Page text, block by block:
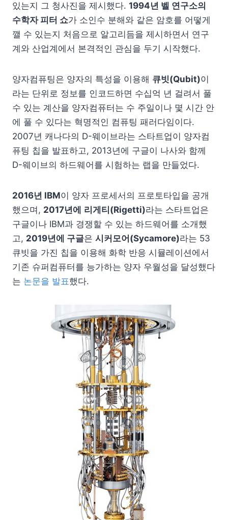
있는지 그 청사진을 제시했다. 1994년 벨 연구소의
수학자 피터 쇼가 소인수 분해와 같은 암호를 어떻게
깰 수 있는지 처음으로 알고리듬을 제시하면서 연구
계와 산업계에서 본격적인 관심을 두기 시작했다.
양자컴퓨팅은 양자의 특성을 이용해 큐빗(Qubit)이
라는 단위로 정보를 인코드하면 수십억 년 걸려서 풀
수 있는 계산을 양자컴퓨터는 수 주일이나 몇 시간 안
에 풀 수 있다는 혁명적인 컴퓨팅 패러다임이다.
2007년 캐나다의 D-웨이브라는 스타트업이 양자컴
퓨팅 칩을 발표하고, 2013년에 구글이 나사와 함께
D-웨이브의 하드웨어를 시험하는 랩을 만들었다.
2016년 IBM이 양자 프로세서의 프로토타입을 공개
했으며, 2017년에 리게티(Rigetti)라는 스타트업은
구글이나 IBM과 경쟁할 수 있는 하드웨어를 소개했
고, 2019년에 구글은 시커모어(Sycamore)라는 53
큐빗을 가진 칩을 이용해 화학 반응 시뮬레이션에서
기존 슈퍼컴퓨터를 능가하는 양자 우월성을 달성했다
는 논문을 발표했다.